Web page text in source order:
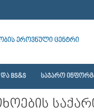
BS&S ᲡᲐᲯᲐᲠᲝ